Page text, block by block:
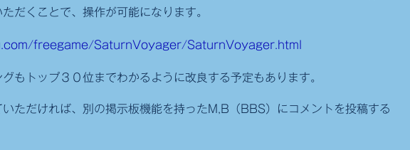
だくことで、操作が可能になります。
freegame/SaturnVoyager/SaturnVoyager.html
もトップ３０位までわかるように改良する予定もあります。
ただければ、別の掲示板機能を持ったM,B（BBS）にコメントを投稿する